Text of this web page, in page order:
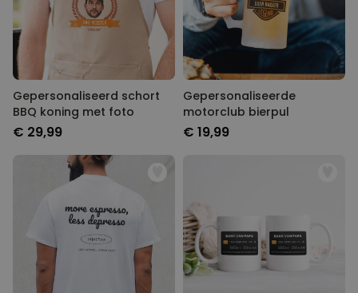
Gepersonaliseerd schort
BBQ koning met foto
€ 29,99
Gepersonaliseerde
motorclub bierpul
€ 19,99